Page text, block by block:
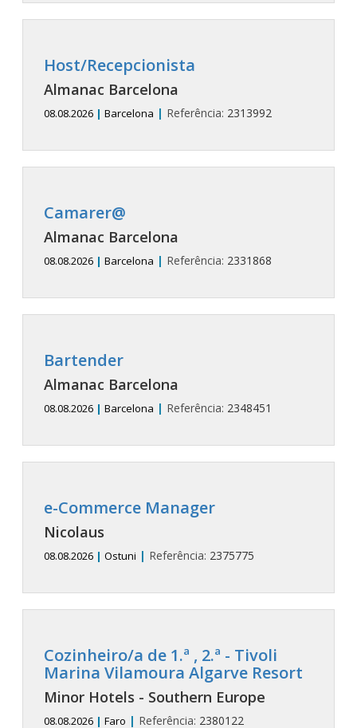
Host/Recepcionista
Almanac Barcelona
08.08.2026 | Barcelona | Referência: 2313992
Camarer@
Almanac Barcelona
08.08.2026 | Barcelona | Referência: 2331868
Bartender
Almanac Barcelona
08.08.2026 | Barcelona | Referência: 2348451
e-Commerce Manager
Nicolaus
08.08.2026 | Ostuni | Referência: 2375775
Cozinheiro/a de 1.ª , 2.ª - Tivoli
Marina Vilamoura Algarve Resort
Minor Hotels - Southern Europe
08.08.2026 | Faro | Referência: 2380122